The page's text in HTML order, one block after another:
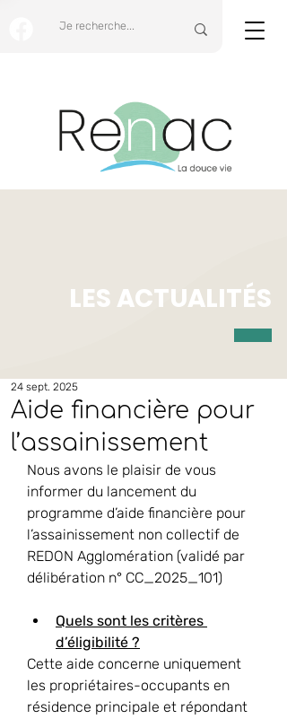
LES ACTUALITÉS
Aide financière pour
l’assainissement
24 sept. 2025
Nous avons le plaisir de vous
informer du lancement du
programme d’aide financière pour
l’assainissement non collectif de
REDON Agglomération (validé par
délibération n° CC_2025_101)
Quels sont les critères
d’éligibilité ?
Cette aide concerne uniquement
les propriétaires-occupants en
résidence principale et répondant